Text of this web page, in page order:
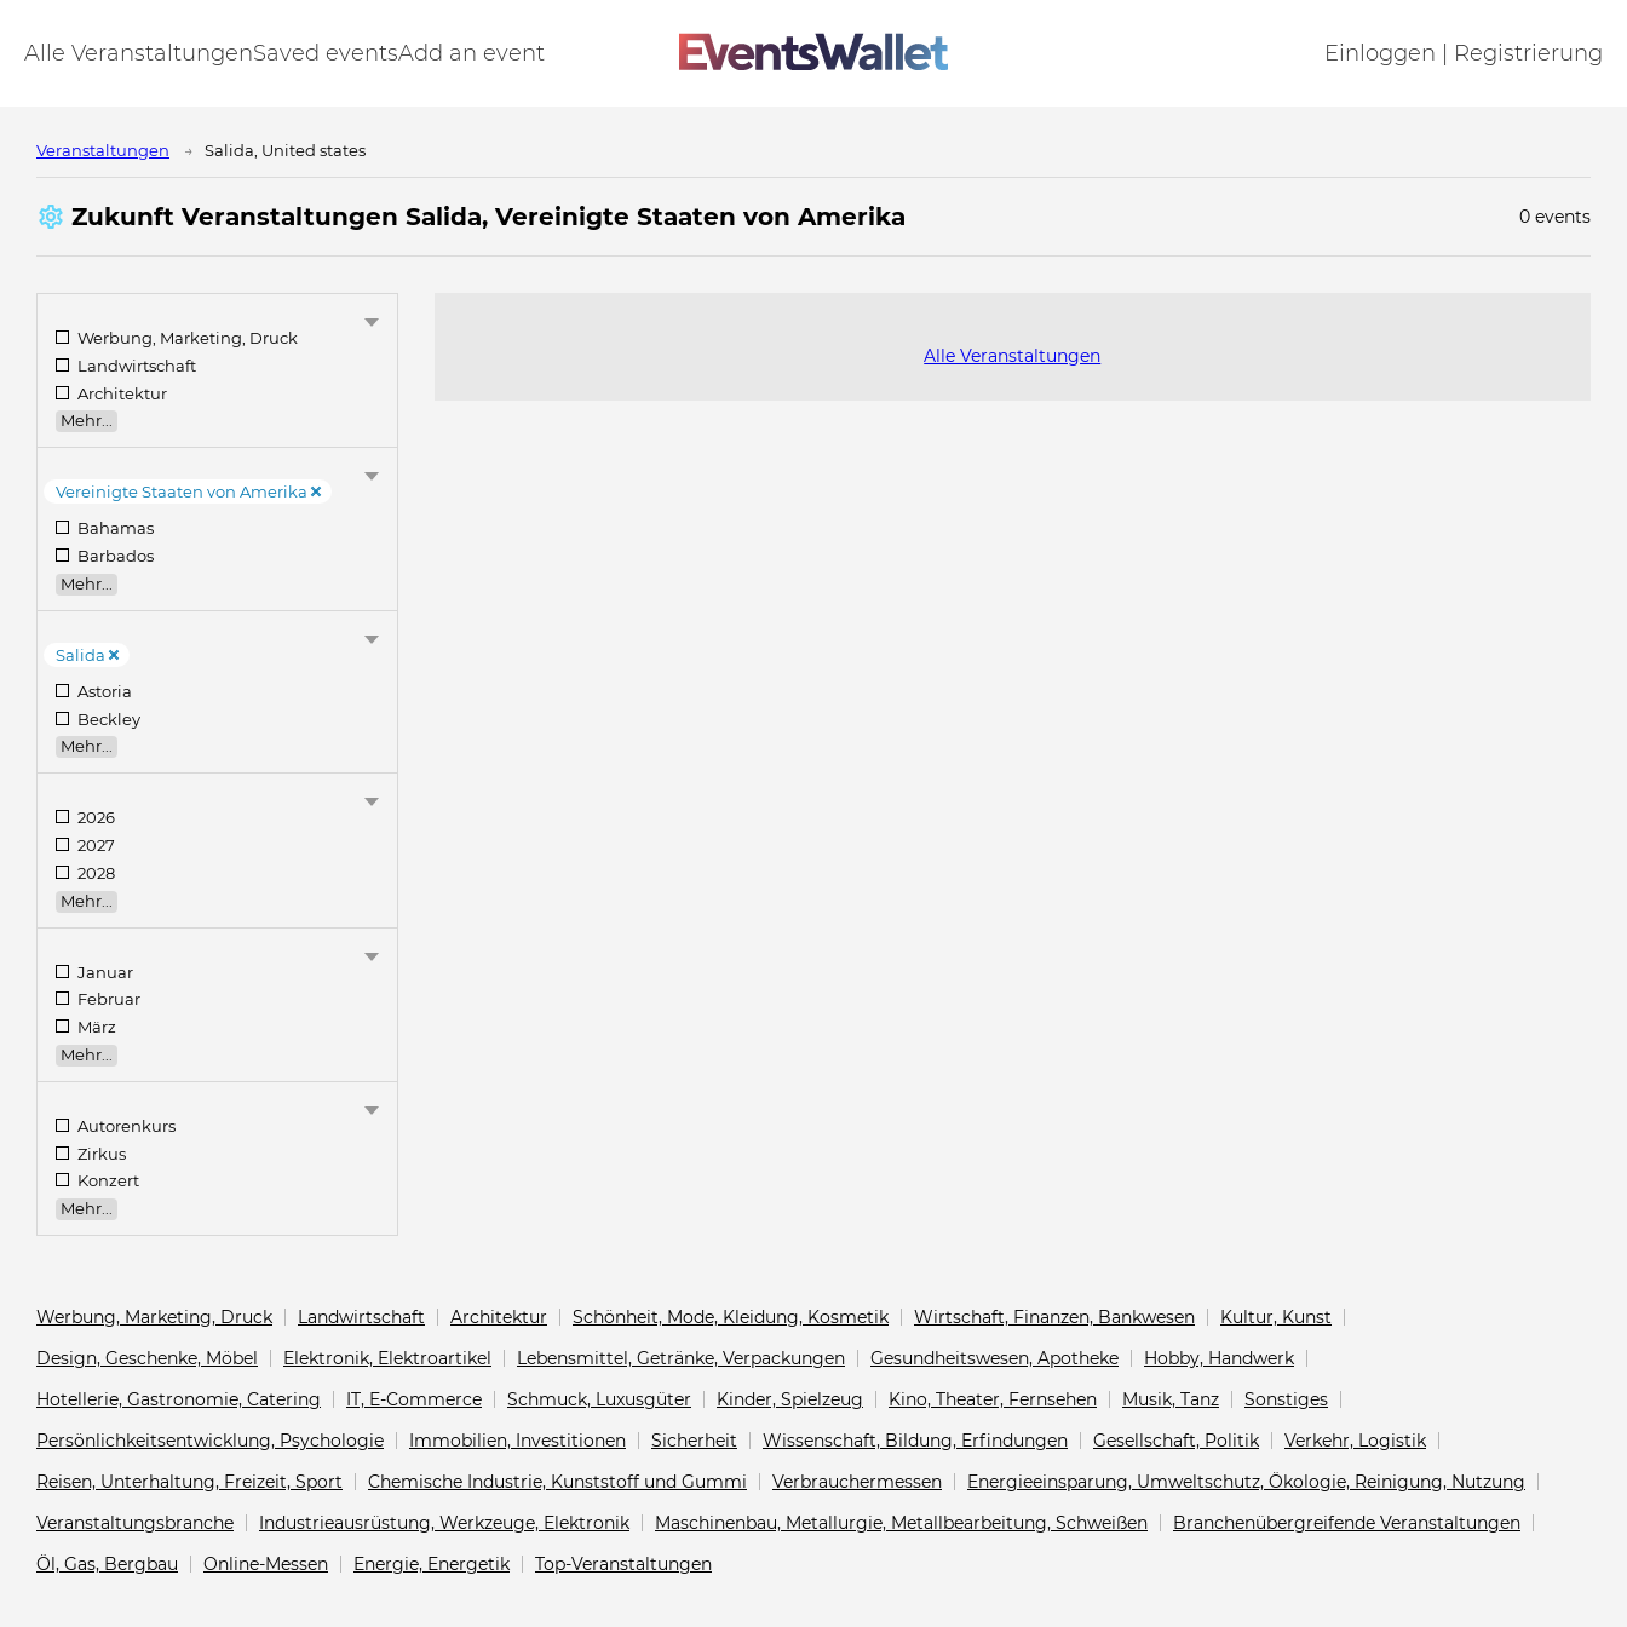
Alle VeranstaltungenSaved eventsAdd an event Einloggen | Registrierung
Veranstaltungen Salida, United states
Zukunft Veranstaltungen Salida, Vereinigte Staaten von Amerika 0 events
Werbung, Marketing, Druck
Landwirtschaft
Architektur
Mehr...
Vereinigte Staaten von Amerika
Bahamas
Barbados
Mehr...
Salida
Astoria
Beckley
Mehr...
2026
2027
2028
Mehr...
Januar
Februar
März
Mehr...
Autorenkurs
Zirkus
Konzert
Mehr...
Alle Veranstaltungen
Werbung, Marketing, Druck Landwirtschaft Architektur Schönheit, Mode, Kleidung, Kosmetik Wirtschaft, Finanzen, Bankwesen
Kultur, Kunst
Design, Geschenke, Möbel
Elektronik, Elektroartikel Lebensmittel, Getränke, Verpackungen Gesundheitswesen, Apotheke
Hobby, Handwerk
Hotellerie, Gastronomie, Catering
IT, E-Commerce Schmuck, Luxusgüter Kinder, Spielzeug Kino, Theater, Fernsehen Musik, Tanz
Sonstiges
Persönlichkeitsentwicklung, Psychologie
Immobilien, Investitionen Sicherheit Wissenschaft, Bildung, Erfindungen Gesellschaft, Politik
Verkehr, Logistik
Reisen, Unterhaltung, Freizeit, Sport
Chemische Industrie, Kunststoff und Gummi Verbrauchermessen
Energieeinsparung, Umweltschutz, Ökologie, Reinigung, Nutzung
Veranstaltungsbranche
Industrieausrüstung, Werkzeuge, Elektronik Maschinenbau, Metallurgie, Metallbearbeitung, Schweißen
Branchenübergreifende Veranstaltungen
Öl, Gas, Bergbau
Online-Messen Energie, Energetik Top-Veranstaltungen